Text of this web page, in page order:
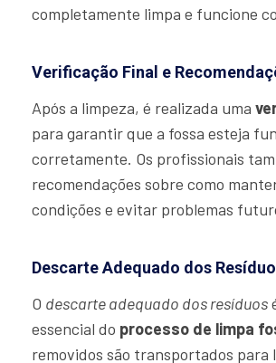
completamente limpa e funcione
Verificação Final e
Após a limpeza, é realizada uma
para garantir que a fossa esteja
corretamente. Os profissionais
recomendações sobre como
condições e evitar problemas
Descarte Adequado dos
O descarte adequado dos resíduos
essencial do processo de limpa
removidos são transportados para